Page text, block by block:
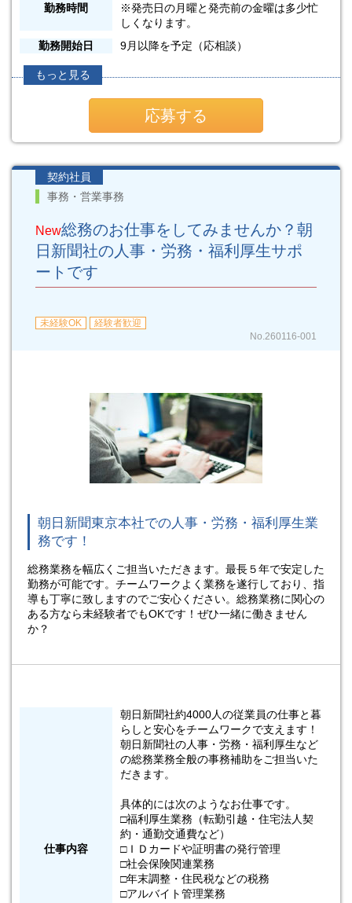
勤務時間
※発売日の月曜と発売前の金曜は多少忙
しくなります。
勤務開始日
9月以降を予定（応相談）
もっと見る
応募する
契約社員
事務・営業事務
New総務のお仕事をしてみませんか？朝
日新聞社の人事・労務・福利厚生サポ
ートです
未経験OK
経験者歓迎
No.260116-001
朝日新聞東京本社での人事・労務・福利厚生業
務です！
総務業務を幅広くご担当いただきます。最長５年で安定した
勤務が可能です。チームワークよく業務を遂行しており、指
導も丁寧に致しますのでご安心ください。総務業務に関心の
ある方なら未経験者でもOKです！ぜひ一緒に働きません
か？
仕事内容
朝日新聞社約4000人の従業員の仕事と暮
らしと安心をチームワークで支えます！
朝日新聞社の人事・労務・福利厚生など
の総務業務全般の事務補助をご担当いた
だきます。
具体的には次のようなお仕事です。
□福利厚生業務（転勤引越・住宅法人契
約・通勤交通費など）
□ＩＤカードや証明書の発行管理
□社会保険関連業務
□年末調整・住民税などの税務
□アルバイト管理業務